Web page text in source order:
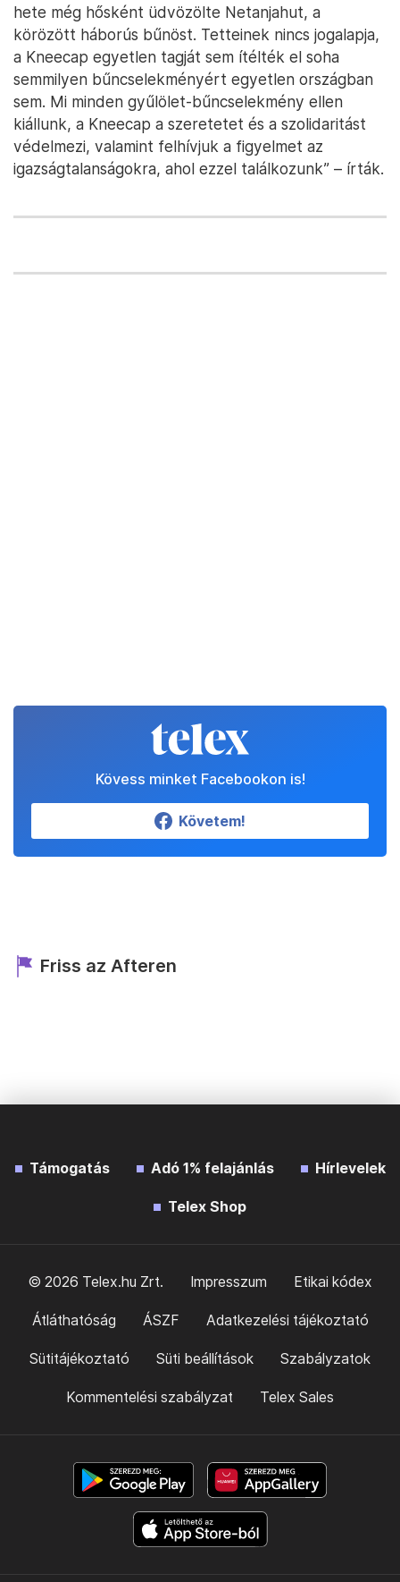
hete még hősként üdvözölte Netanjahut, a
körözött háborús bűnöst. Tetteinek nincs jogalapja,
a Kneecap egyetlen tagját sem ítélték el soha
semmilyen bűncselekményért egyetlen országban
sem. Mi minden gyűlölet-bűncselekmény ellen
kiállunk, a Kneecap a szeretetet és a szolidaritást
védelmezi, valamint felhívjuk a figyelmet az
igazságtalanságokra, ahol ezzel találkozunk” – írták.
Kövess minket Facebookon is!
Követem!
Friss az Afteren
Támogatás Adó 1% felajánlás Hírlevelek
Telex Shop
© 2026 Telex.hu Zrt. Impresszum Etikai kódex
Átláthatóság ÁSZF Adatkezelési tájékoztató
Sütitájékoztató Süti beállítások Szabályzatok
Kommentelési szabályzat Telex Sales